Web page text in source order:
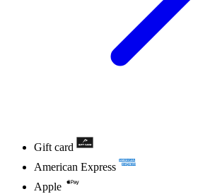
Gift card
American Express
Apple